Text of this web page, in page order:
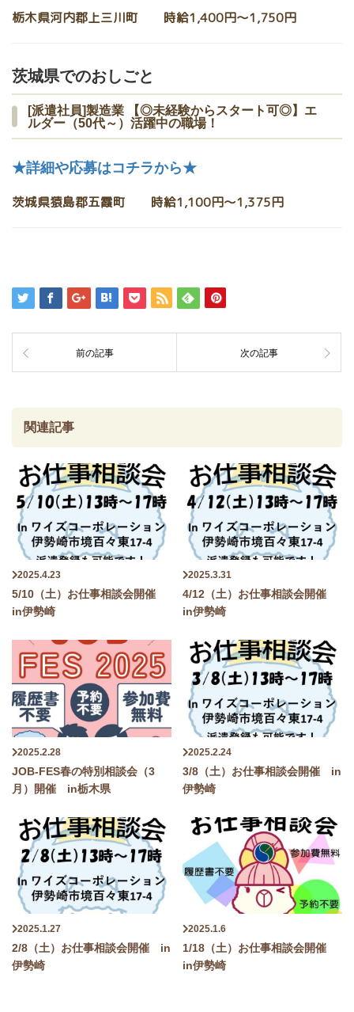
栃木県河内郡上三川町 時給1,400円〜1,750円
茨城県でのおしごと
[派遣社員]製造業 【◎未経験からスタート可◎】エ
ルダー（50代～）活躍中の職場！
★詳細や応募はコチラから★
茨城県猿島郡五霞町 時給1,100円〜1,375円
前の記事 次の記事
関連記事
2025.4.23
5/10（土）お仕事相談会開催
in伊勢崎
2025.3.31
4/12（土）お仕事相談会開催
in伊勢崎
2025.2.28
JOB-FES春の特別相談会（3
月）開催 in栃木県
2025.2.24
3/8（土）お仕事相談会開催 in
伊勢崎
2025.1.27
2/8（土）お仕事相談会開催 in
伊勢崎
2025.1.6
1/18（土）お仕事相談会開催
in伊勢崎